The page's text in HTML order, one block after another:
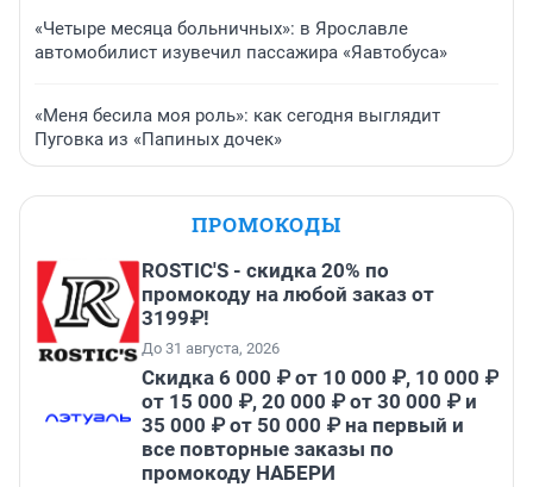
«Четыре месяца больничных»: в Ярославле
автомобилист изувечил пассажира «Яавтобуса»
«Меня бесила моя роль»: как сегодня выглядит
Пуговка из «Папиных дочек»
ПРОМОКОДЫ
ROSTIC'S - скидка 20% по
промокоду на любой заказ от
3199₽!
До 31 августа, 2026
Скидка 6 000 ₽ от 10 000 ₽, 10 000 ₽
от 15 000 ₽, 20 000 ₽ от 30 000 ₽ и
35 000 ₽ от 50 000 ₽ на первый и
все повторные заказы по
промокоду НАБЕРИ